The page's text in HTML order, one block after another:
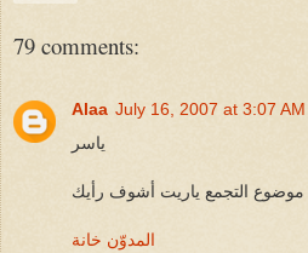
79 comments:
Alaa July 16, 2007 at 3:07 AM
ياسر
موضوع التجمع ياريت أشوف رأيك
المدوّن خانة